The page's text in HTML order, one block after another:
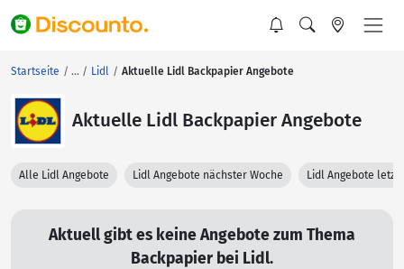
Startseite Lidl Aktuelle Lidl Backpapier Angebote
Aktuelle Lidl Backpapier Angebote
Alle Lidl Angebote Lidl Angebote nächster Woche Lidl Angebote
Aktuell gibt es keine Angebote zum Thema
Backpapier bei Lidl.